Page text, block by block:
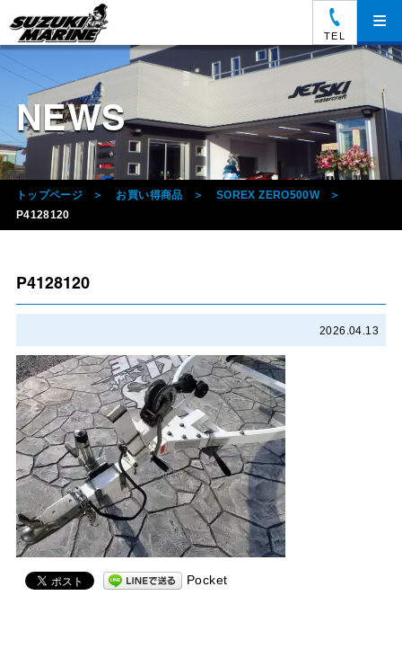
TEL
≡
NEWS
トップページ お買い得商品
SOREX ZERO500W
P4128120
P4128120
2026.04.13
Pocket